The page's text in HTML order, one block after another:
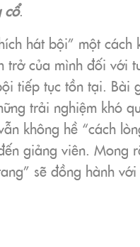
cổ.
hát bội” một cách
trở của mình đối với
tiếp tục tồn tại. Bài
trải nghiệm khó
không hề “cách
giảng viên. Mong
sẽ đồng hành